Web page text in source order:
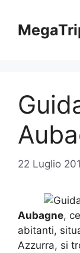
contenuto
22 Luglio
Aubagne,
abitanti,
Azzurra, si